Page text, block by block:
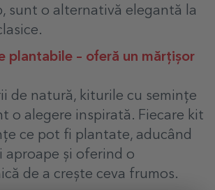
sunt o alternativă elegantă la
plantabile – oferă un mărțișor
de natură, kiturile cu semințe
o alegere inspirată. Fiecare kit
ce pot fi plantate, aducând
aproape și oferind o
de a crește ceva frumos.